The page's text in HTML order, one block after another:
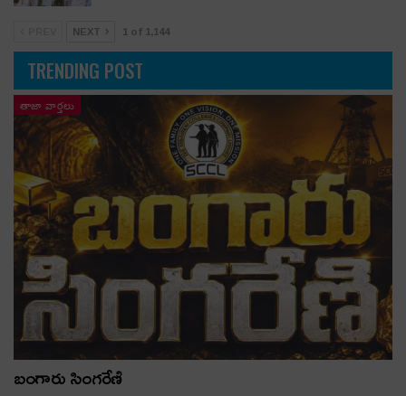
NEXT 1 of 1,144
TRENDING POST
తాజా వార్తలు
బంగారు సింగరేణి